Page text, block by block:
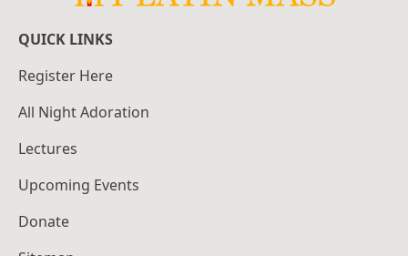
QUICK LINKS
Register Here
All Night Adoration
Lectures
Upcoming Events
Donate